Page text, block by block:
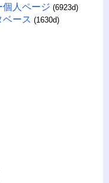
個人ページ (6923d)
ベース (1630d)